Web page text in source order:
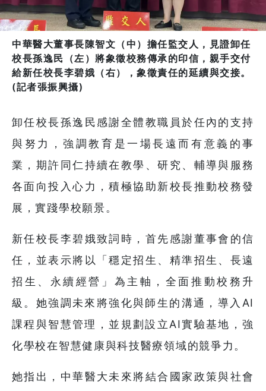
中華醫大董事長陳智文（中）擔任監交人，見證卸任
校長孫逸民（左）將象徵校務傳承的印信，親手交付
給新任校長李碧娥（右），象徵責任的延續與交接。
(記者張振興攝)
卸任校長孫逸民感謝全體教職員於任內的支持
與努力，強調教育是一場長遠而有意義的事
業，期許同仁持續在教學、研究、輔導與服務
各面向投入心力，積極協助新校長推動校務發
展，實踐學校願景。
新任校長李碧娥致詞時，首先感謝董事會的信
任，並表示將以「穩定招生、精準招生、長遠
招生、永續經營」為主軸，全面推動校務升
級。她強調未來將強化與師生的溝通，導入AI
課程與智慧管理，並規劃設立AI實驗基地，強
化學校在智慧健康與科技醫療領域的競爭力。
她指出，中華醫大未來將結合國家政策與社會